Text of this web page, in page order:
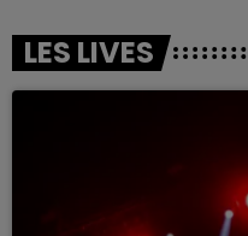
LES LIVES